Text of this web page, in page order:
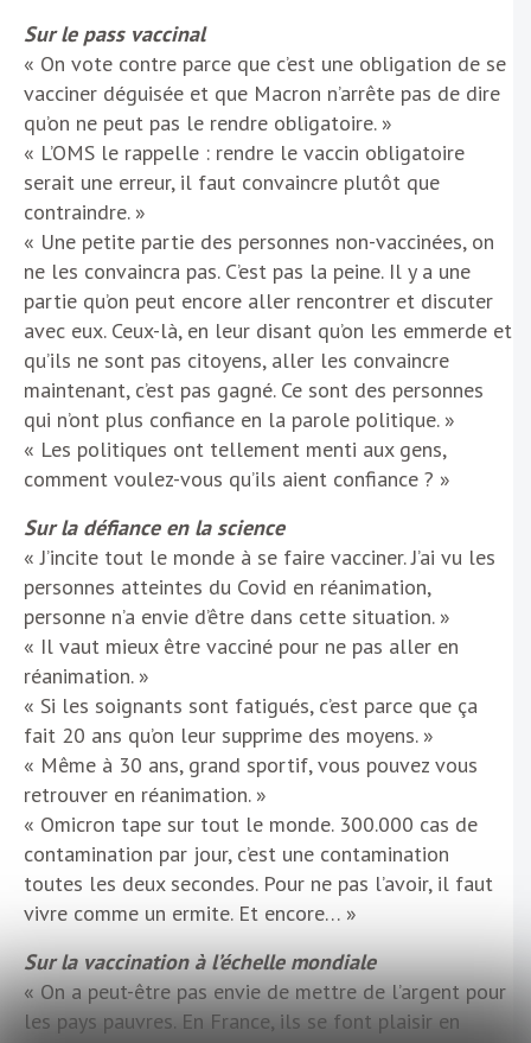
Sur le pass vaccinal
« On vote contre parce que c’est une obligation de se
vacciner déguisée et que Macron n’arrête pas de dire
qu’on ne peut pas le rendre obligatoire. »
« L’OMS le rappelle : rendre le vaccin obligatoire
serait une erreur, il faut convaincre plutôt que
contraindre. »
« Une petite partie des personnes non-vaccinées, on
ne les convaincra pas. C’est pas la peine. Il y a une
partie qu’on peut encore aller rencontrer et discuter
avec eux. Ceux-là, en leur disant qu’on les emmerde et
qu’ils ne sont pas citoyens, aller les convaincre
maintenant, c’est pas gagné. Ce sont des personnes
qui n’ont plus confiance en la parole politique. »
« Les politiques ont tellement menti aux gens,
comment voulez-vous qu’ils aient confiance ? »
Sur la défiance en la science
« J’incite tout le monde à se faire vacciner. J’ai vu les
personnes atteintes du Covid en réanimation,
personne n’a envie d’être dans cette situation. »
« Il vaut mieux être vacciné pour ne pas aller en
réanimation. »
« Si les soignants sont fatigués, c’est parce que ça
fait 20 ans qu’on leur supprime des moyens. »
« Même à 30 ans, grand sportif, vous pouvez vous
retrouver en réanimation. »
« Omicron tape sur tout le monde. 300.000 cas de
contamination par jour, c’est une contamination
toutes les deux secondes. Pour ne pas l’avoir, il faut
vivre comme un ermite. Et encore… »
Sur la vaccination à l’échelle mondiale
« On a peut-être pas envie de mettre de l’argent pour
les pays pauvres. En France, ils se font plaisir en